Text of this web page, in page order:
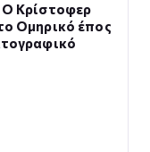
Ο Κρίστοφερ
Ομηρικό έπος